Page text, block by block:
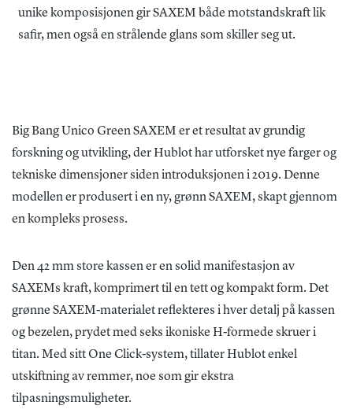
unike komposisjonen gir SAXEM både motstandskraft lik
safir, men også en strålende glans som skiller seg ut.
Big Bang Unico Green SAXEM er et resultat av grundig
forskning og utvikling, der Hublot har utforsket nye farger og
tekniske dimensjoner siden introduksjonen i 2019. Denne
modellen er produsert i en ny, grønn SAXEM, skapt gjennom
en kompleks prosess.
Den 42 mm store kassen er en solid manifestasjon av
SAXEMs kraft, komprimert til en tett og kompakt form. Det
grønne SAXEM-materialet reflekteres i hver detalj på kassen
og bezelen, prydet med seks ikoniske H-formede skruer i
titan. Med sitt One Click-system, tillater Hublot enkel
utskiftning av remmer, noe som gir ekstra
tilpasningsmuligheter.